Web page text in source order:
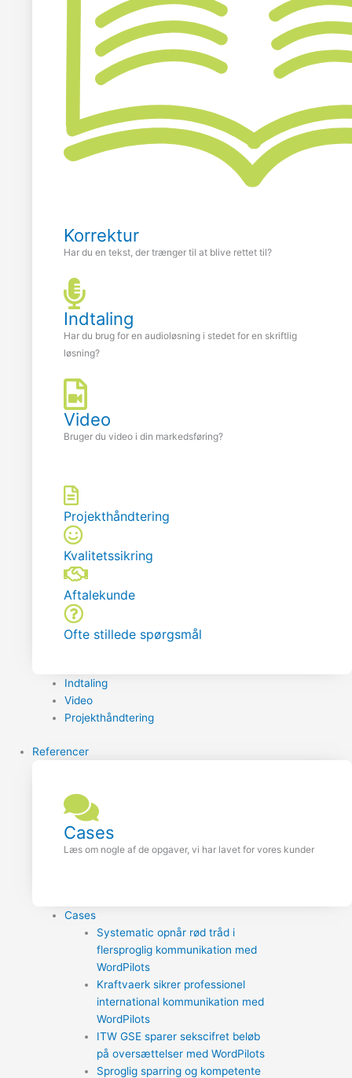
Korrektur
Har du en tekst, der trænger til at blive rettet til?
Indtaling
Har du brug for en audioløsning i stedet for en skriftlig
løsning?
Video
Bruger du video i din markedsføring?
Projekthåndtering
Kvalitetssikring
Aftalekunde
Ofte stillede spørgsmål
Indtaling
Video
Projekthåndtering
Referencer
Cases
Læs om nogle af de opgaver, vi har lavet for vores kunder
Cases
Systematic opnår rød tråd i
flersproglig kommunikation med
WordPilots
Kraftvaerk sikrer professionel
international kommunikation med
WordPilots
ITW GSE sparer sekscifret beløb
på oversættelser med WordPilots
Sproglig sparring og kompetente